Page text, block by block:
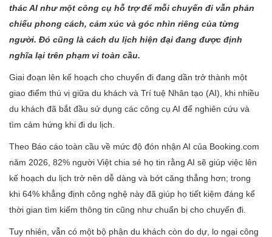
thác AI như một công cụ hỗ trợ để mỗi chuyến đi vẫn phản
chiếu phong cách, cảm xúc và góc nhìn riêng của từng
người. Đó cũng là cách du lịch hiện đại đang được định
nghĩa lại trên phạm vi toàn cầu.
Giai đoạn lên kế hoạch cho chuyến đi đang dần trở thành một
giao điểm thú vị giữa du khách và Trí tuệ Nhân tạo (AI), khi nhiều
du khách đã bắt đầu sử dụng các công cụ AI để nghiên cứu và
tìm cảm hứng khi đi du lịch.
Theo Báo cáo toàn cầu về mức độ đón nhận AI của Booking.com
năm 2026, 82% người Việt chia sẻ họ tin rằng AI sẽ giúp việc lên
kế hoạch du lịch trở nên dễ dàng và bớt căng thẳng hơn; trong
khi 64% khẳng định công nghệ này đã giúp họ tiết kiệm đáng kể
thời gian tìm kiếm thông tin cũng như chuẩn bị cho chuyến đi.
Tuy nhiên, vẫn có một bộ phận du khách còn do dự, lo ngại công